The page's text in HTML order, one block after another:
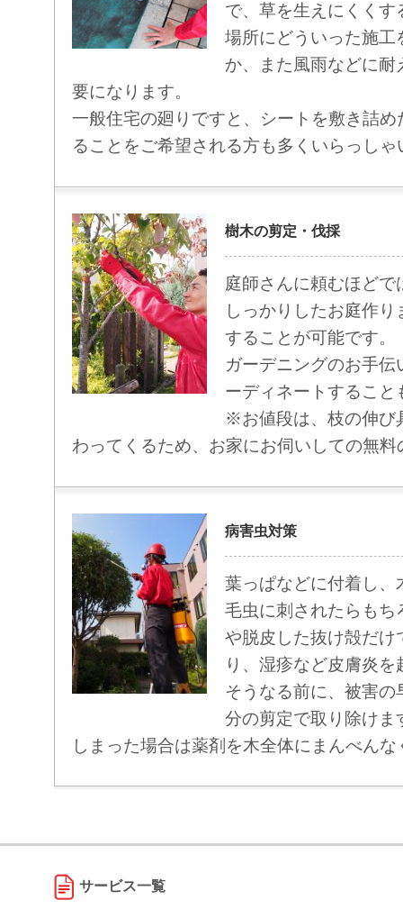
で、草を生えにくく
場所にどういった施工
か、また風雨などに
要になります。
一般住宅の廻りですと、シートを敷き詰
ることをご希望される方も多くいらっしゃ
樹木の剪定・伐採
庭師さんに頼むほど
しっかりしたお庭作
することが可能です。
ガーデニングのお手
ーディネートすること
※お値段は、枝の伸び
わってくるため、お家にお伺いしての無
病害虫対策
葉っぱなどに付着し、
毛虫に刺されたらもち
や脱皮した抜け殻だけ
り、湿疹など皮膚炎
そうなる前に、被害
分の剪定で取り除けま
しまった場合は薬剤を木全体にまんべん
サービス一覧